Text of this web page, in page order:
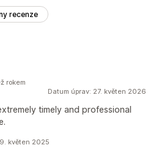
recenze
Datum úprav: 27. květen 2026
timely and professional
rokem
květen 2025